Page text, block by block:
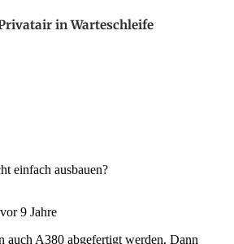
in Warteschleife